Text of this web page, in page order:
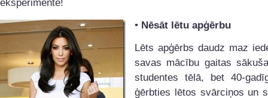
eksperimentē!
• Nēsāt lētu apģērbu
Lēts apģērbs daudz maz
savas mācību gaitas
studentes tēlā, bet 40-
ģērbties lētos svārciņos un